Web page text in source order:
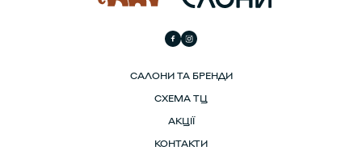
САЛОНИ ТА БРЕНДИ
СХЕМА ТЦ
АКЦІЇ
КОНТАКТИ